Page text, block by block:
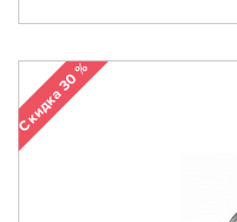
Скидка 30 %